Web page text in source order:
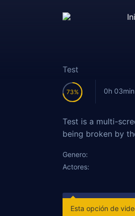
Test
73 0h 03min
Test is a multi-
being broken by
Genero:
Actores:
Esta opción de